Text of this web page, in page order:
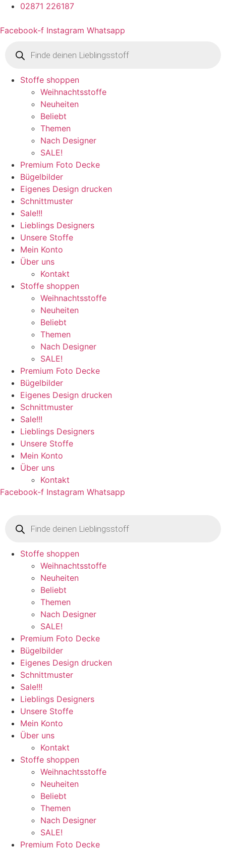
02871 226187
Facebook-f Instagram Whatsapp
search
Stoffe shoppen
Weihnachtsstoffe
Neuheiten
Beliebt
Themen
Nach Designer
SALE!
Premium Foto Decke
Bügelbilder
Eigenes Design drucken
Schnittmuster
Sale!!!
Lieblings Designers
Unsere Stoffe
Mein Konto
Über uns
Kontakt
Stoffe shoppen
Weihnachtsstoffe
Neuheiten
Beliebt
Themen
Nach Designer
SALE!
Premium Foto Decke
Bügelbilder
Eigenes Design drucken
Schnittmuster
Sale!!!
Lieblings Designers
Unsere Stoffe
Mein Konto
Über uns
Kontakt
Facebook-f Instagram Whatsapp
search
Stoffe shoppen
Weihnachtsstoffe
Neuheiten
Beliebt
Themen
Nach Designer
SALE!
Premium Foto Decke
Bügelbilder
Eigenes Design drucken
Schnittmuster
Sale!!!
Lieblings Designers
Unsere Stoffe
Mein Konto
Über uns
Kontakt
Stoffe shoppen
Weihnachtsstoffe
Neuheiten
Beliebt
Themen
Nach Designer
SALE!
Premium Foto Decke